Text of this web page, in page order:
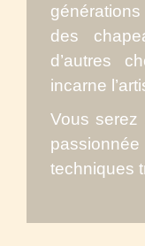
des
d’autres
incarne
Vous serez
techniques